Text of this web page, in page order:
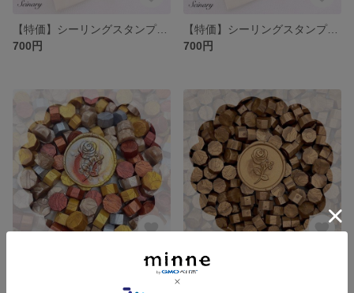
【特価】シーリングスタンプ ヘッド リーフ Leaf
700円
【特価】シーリングスタンプ ヘッド thank you
700円
シーリングワックス ミックス
シーリングワックス ブロンズ